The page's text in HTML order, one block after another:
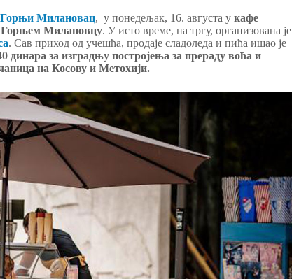
Горњи Милановац, у понедељак, 16. августа у кафе
Горњем Милановцу. У исто време, на тргу, организована је
. Сав приход од учешћа, продаје сладоледа и пића ишао је
динара за изградњу постројења за прераду воћа и
на Косову и Метохији.